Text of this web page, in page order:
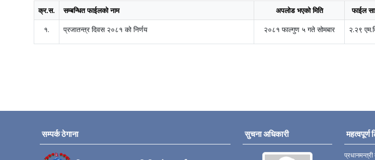
क्र.स. सम्बन्धित फाईलको नाम अपलोड भएको मिति फाईल
१.
प्रजातन्‍त्र दिवस २०८१ को निर्णय २०८१ फाल्गुण ५ गते सोमबार २.२९
सम्पर्क ठेगाना सुचना अधिकारी